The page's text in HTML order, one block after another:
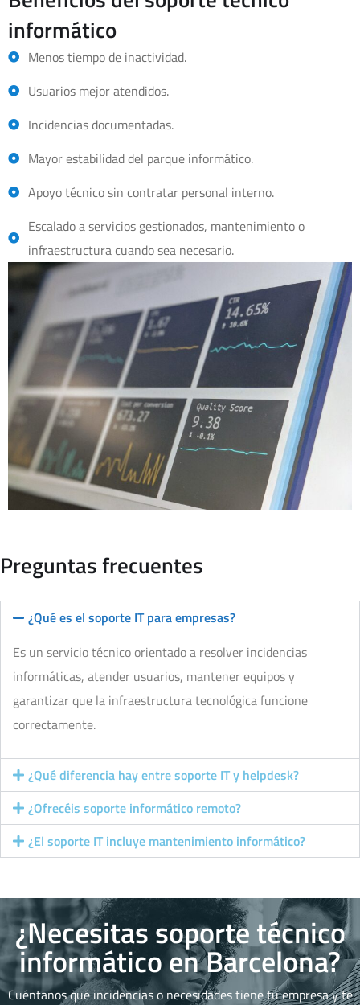
informático
Menos tiempo de inactividad.
Usuarios mejor atendidos.
Incidencias documentadas.
Mayor estabilidad del parque informático.
Apoyo técnico sin contratar personal interno.
Escalado a servicios gestionados, mantenimiento o
infraestructura cuando sea necesario.
Preguntas frecuentes
¿Qué es el soporte IT para empresas?
Es un servicio técnico orientado a resolver incidencias
informáticas, atender usuarios, mantener equipos y
garantizar que la infraestructura tecnológica funcione
correctamente.
¿Qué diferencia hay entre soporte IT y helpdesk?
¿Ofrecéis soporte informático remoto?
¿El soporte IT incluye mantenimiento informático?
¿Necesitas soporte técnico
informático en Barcelona?
Cuéntanos qué incidencias o necesidades tiene tu empresa y te